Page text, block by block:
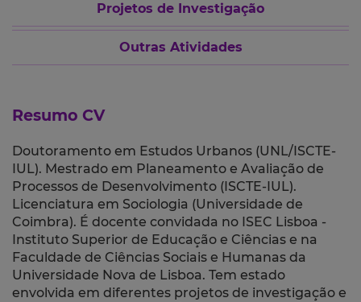
Projetos de Investigação
Outras Atividades
Resumo CV
Doutoramento em Estudos Urbanos (UNL/ISCTE-
IUL). Mestrado em Planeamento e Avaliação de
Processos de Desenvolvimento (ISCTE-IUL).
Licenciatura em Sociologia (Universidade de
Coimbra). É docente convidada no ISEC Lisboa -
Instituto Superior de Educação e Ciências e na
Faculdade de Ciências Sociais e Humanas da
Universidade Nova de Lisboa. Tem estado
envolvida em diferentes projetos de investigação e